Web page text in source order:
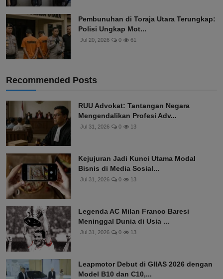
Pembunuhan di Toraja Utara Terungkap:
Polisi Ungkap Mot...
Jul 20, 2026 0 61
Recommended Posts
RUU Advokat: Tantangan Negara
Mengendalikan Profesi Adv...
Jul 31, 2026 0 13
Kejujuran Jadi Kunci Utama Modal
Bisnis di Media Sosial...
Jul 31, 2026 0 13
Legenda AC Milan Franco Baresi
Meninggal Dunia di Usia ...
Jul 31, 2026 0 13
Leapmotor Debut di GIIAS 2026 dengan
Model B10 dan C10,...